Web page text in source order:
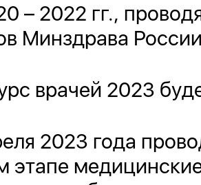
– 2022 гг.,
Минздрава
врачей 2023
2023 года
этапе